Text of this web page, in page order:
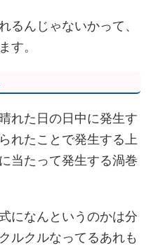
るんじゃないかって、
す。
れた日の日中に発生す
れたことで発生する上
当たって発生する渦巻
になんというのかは分
ルクルなってるあれも